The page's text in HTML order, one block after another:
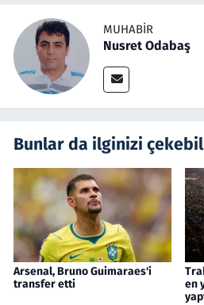
MUHABIR
Nusret Odabaş
Bunlar da ilginizi
Arsenal, Bruno Guimaraes'i
transfer etti
en